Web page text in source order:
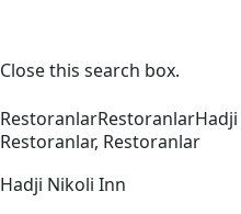
Close this search box.
RestoranlarRestoranlar
Restoranlar, Restoranlar
Hadji Nikoli Inn